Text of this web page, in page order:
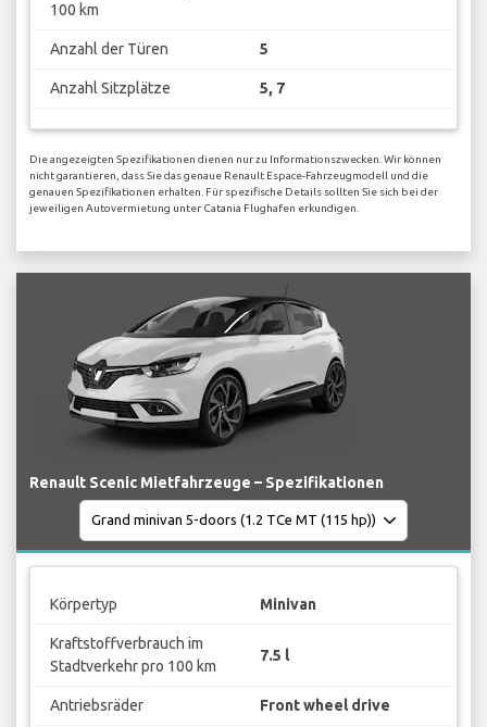
100 km
Anzahl der Türen 5
Anzahl Sitzplätze 5, 7
Die angezeigten Spezifikationen dienen nur zu Informationszwecken. Wir können
nicht garantieren, dass Sie das genaue Renault Espace-Fahrzeugmodell und die
genauen Spezifikationen erhalten. Für spezifische Details sollten Sie sich bei der
jeweiligen Autovermietung unter Catania Flughafen erkundigen.
Renault Scenic Mietfahrzeuge – Spezifikationen
Körpertyp Minivan
Kraftstoffverbrauch im
Stadtverkehr pro 100 km
7.5 l
Antriebsräder Front wheel drive